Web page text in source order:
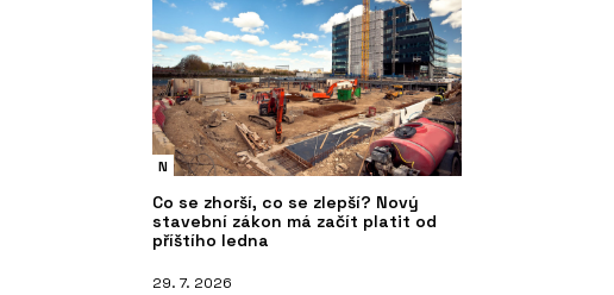
N
Co se zhorší, co se zlepší? Nový
stavební zákon má začít platit od
příštího ledna
29. 7. 2026